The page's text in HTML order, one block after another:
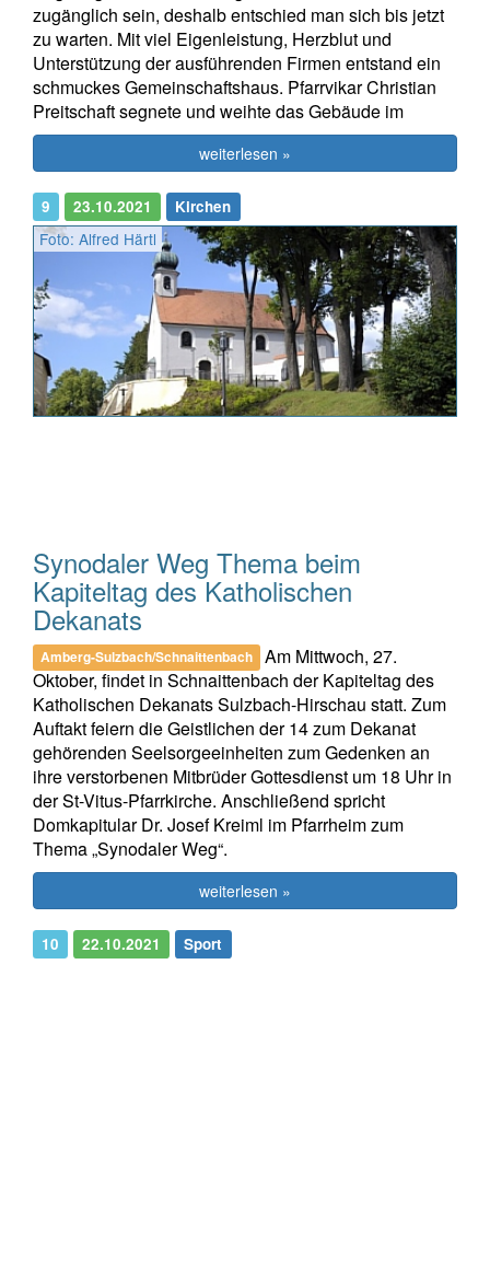
zugänglich sein, deshalb entschied man sich bis jetzt
zu warten. Mit viel Eigenleistung, Herzblut und
Unterstützung der ausführenden Firmen entstand ein
schmuckes Gemeinschaftshaus. Pfarrvikar Christian
Preitschaft segnete und weihte das Gebäude im
weiterlesen »
9 23.10.2021 Kirchen
Foto: Alfred Härtl
Synodaler Weg Thema beim
Kapiteltag des Katholischen
Dekanats
Amberg-Sulzbach/Schnaittenbach
Am Mittwoch, 27.
Oktober, findet in Schnaittenbach der Kapiteltag des
Katholischen Dekanats Sulzbach-Hirschau statt. Zum
Auftakt feiern die Geistlichen der 14 zum Dekanat
gehörenden Seelsorgeeinheiten zum Gedenken an
ihre verstorbenen Mitbrüder Gottesdienst um 18 Uhr in
der St-Vitus-Pfarrkirche. Anschließend spricht
Domkapitular Dr. Josef Kreiml im Pfarrheim zum
Thema „Synodaler Weg“.
weiterlesen »
10 22.10.2021 Sport